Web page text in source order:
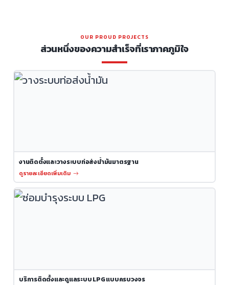
OUR PROUD PROJECTS
ส่วนหนึ่งของความสำเร็จที่เราภาคภูมิใจ
งานติดตั้งและวางระบบท่อส่งน้ำมันมาตรฐาน
ดูรายละเอียดเพิ่มเติม
บริการติดตั้งและดูแลระบบ LPG แบบครบวงจร